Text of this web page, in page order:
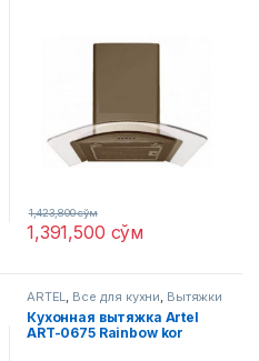
1,391,500 сўм
1,423,800сўм
ARTEL, Все для кухни, Вытяжки
Кухонная вытяжка Artel
ART-0675 Rainbow kor